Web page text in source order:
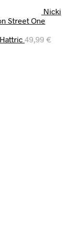
Nicki
Street One
49,99 €